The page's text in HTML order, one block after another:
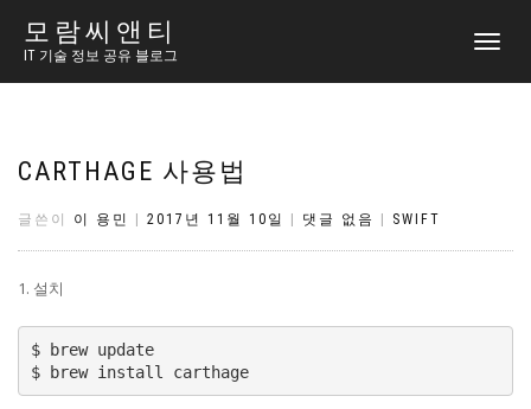
모람씨앤티
IT 기술 정보 공유 블로그
토
내
CARTHAGE 사용법
글쓴이 이 용민 2017년 11월 10일 댓글 없음 SWIFT
1. 설치
$ brew update
$ brew install carthage